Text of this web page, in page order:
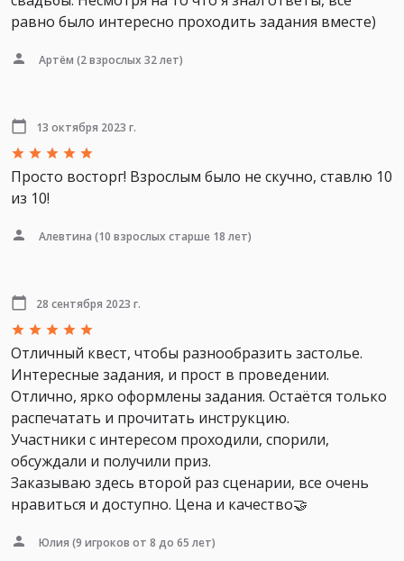
равно было интересно проходить задания вместе)
Артём (2 взрослых 32 лет)
13 октября 2023 г.
Просто восторг! Взрослым было не скучно, ставлю 10
из 10!
Алевтина (10 взрослых старше 18 лет)
28 сентября 2023 г.
Отличный квест, чтобы разнообразить застолье.
Интересные задания, и прост в проведении.
Отлично, ярко оформлены задания. Остаётся только
распечатать и прочитать инструкцию.
Участники с интересом проходили, спорили,
обсуждали и получили приз.
Заказываю здесь второй раз сценарии, все очень
нравиться и доступно. Цена и качество🤝
Юлия (9 игроков от 8 до 65 лет)